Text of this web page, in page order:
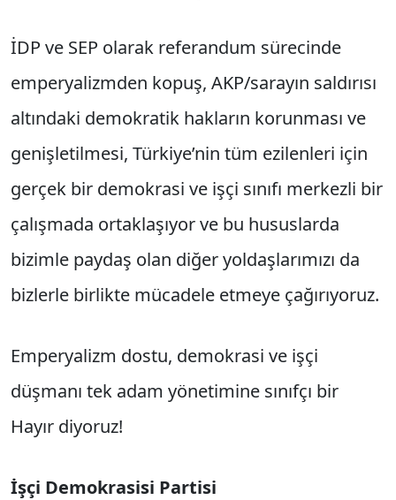
İDP ve SEP olarak referandum sürecinde
emperyalizmden kopuş, AKP/sarayın saldırısı
altındaki demokratik hakların korunması ve
genişletilmesi, Türkiye’nin tüm ezilenleri için
gerçek bir demokrasi ve işçi sınıfı merkezli bir
çalışmada ortaklaşıyor ve bu hususlarda
bizimle paydaş olan diğer yoldaşlarımızı da
bizlerle birlikte mücadele etmeye çağırıyoruz.
Emperyalizm dostu, demokrasi ve işçi
düşmanı tek adam yönetimine sınıfçı bir
Hayır diyoruz!
İşçi Demokrasisi Partisi